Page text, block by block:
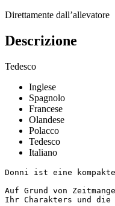
Direttamente dall’allevatore
Descrizione
Tedesco
Inglese
Spagnolo
Francese
Olandese
Polacco
Tedesco
Italiano
Donni ist eine
Auf Grund von
Ihr Charakters und die